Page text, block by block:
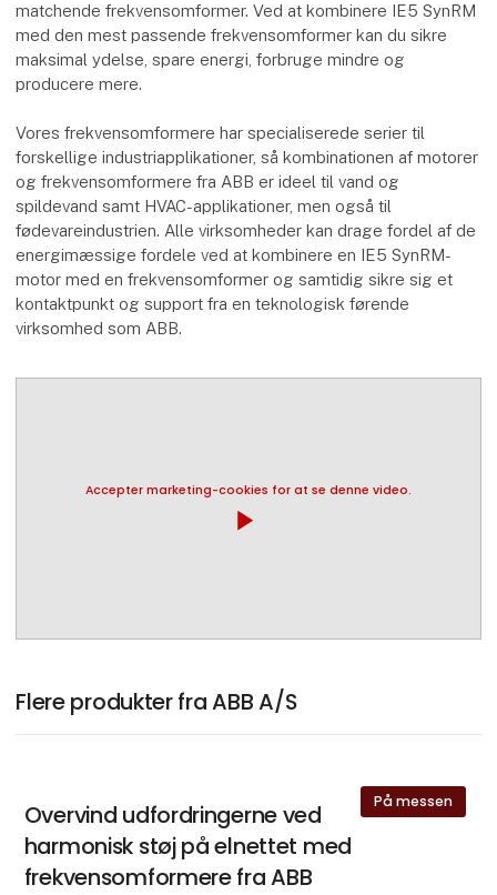
matchende frekvensomformer. Ved at kombinere IE5 SynRM
med den mest passende frekvensomformer kan du sikre
maksimal ydelse, spare energi, forbruge mindre og
producere mere.
Vores frekvensomformere har specialiserede serier til
forskellige industriapplikationer, så kombinationen af motorer
og frekvensomformere fra ABB er ideel til vand og
spildevand samt HVAC-applikationer, men også til
fødevareindustrien. Alle virksomheder kan drage fordel af de
energimæssige fordele ved at kombinere en IE5 SynRM-
motor med en frekvensomformer og samtidig sikre sig et
kontaktpunkt og support fra en teknologisk førende
virksomhed som ABB.
Accepter marketing-cookies for at se denne video.
play_arrow
Flere produkter fra ABB A/S
På messen
Overvind udfordringerne ved
harmonisk støj på elnettet med
frekvensomformere fra ABB